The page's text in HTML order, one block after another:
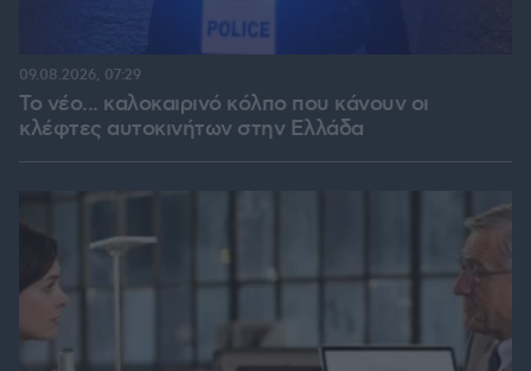
Το νέο... καλοκαιρινό κόλπο που κάνουν οι
κλέφτες αυτοκινήτων στην Ελλάδα
09.08.2026, 07:29